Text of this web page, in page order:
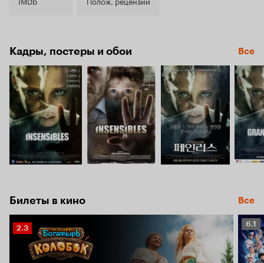
Кадры, постеры и обои Все
Билеты в кино Все
Рейтинг
Кинопоиска
2.3
6.1
6.1